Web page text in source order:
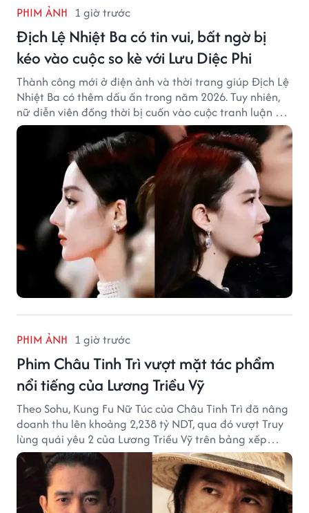
PHIM ẢNH 1 giờ trước
Địch Lệ Nhiệt Ba có tin vui, bất ngờ bị
kéo vào cuộc so kè với Lưu Diệc Phi
Thành công mới ở điện ảnh và thời trang giúp Địch Lệ
Nhiệt Ba có thêm dấu ấn trong năm 2026. Tuy nhiên,
nữ diễn viên đồng thời bị cuốn vào cuộc tranh luận với
Lưu Diệc Phi dù hai ngôi sao không có mâu thuẫn công
PHIM ẢNH 1 giờ trước
Phim Châu Tinh Trì vượt mặt tác phẩm
nổi tiếng của Lương Triều Vỹ
Theo Sohu, Kung Fu Nữ Túc của Châu Tinh Trì đã nâng
doanh thu lên khoảng 2,238 tỷ NDT, qua đó vượt Truy
lùng quái yêu 2 của Lương Triều Vỹ trên bảng xếp
hạng phòng vé Trung Quốc.